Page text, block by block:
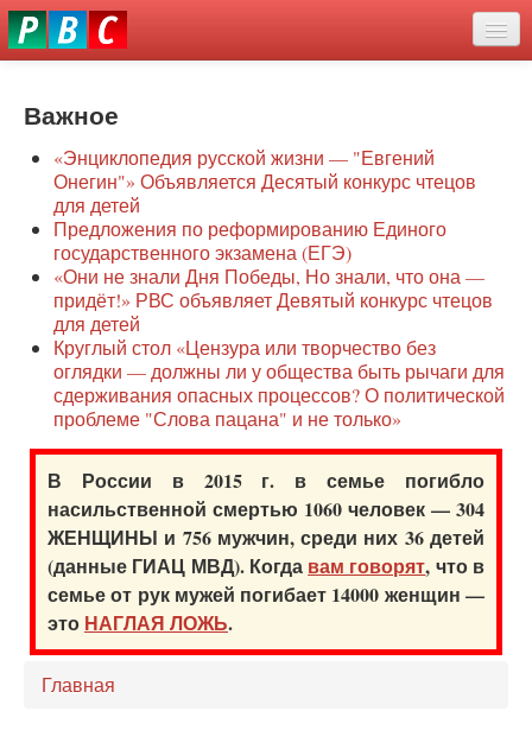
Перейти
к
О нас
Защита семей
Образование
Наше сопротивление
Регионы
Видео
Важное
«Энциклопедия русской жизни — "Евгений
Онегин"» Объявляется Десятый конкурс чтецов
для детей
Предложения по реформированию Единого
государственного экзамена (ЕГЭ)
«Они не знали Дня Победы, Но знали, что она —
придёт!» РВС объявляет Девятый конкурс чтецов
для детей
Круглый стол «Цензура или творчество без
оглядки — должны ли у общества быть рычаги для
сдерживания опасных процессов? О политической
проблеме "Слова пацана" и не только»
В России в 2015 г. в семье погибло
насильственной смертью 1060 человек — 304
ЖЕНЩИНЫ и 756 мужчин, среди них 36 детей
(данные ГИАЦ МВД). Когда вам говорят, что в
семье от рук мужей погибает 14000 женщин —
это НАГЛАЯ ЛОЖЬ.
Главная